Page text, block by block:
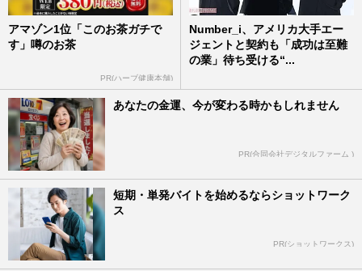
アマゾン1位「このお茶ガチで
す」噂のお茶
PR(ハーブ健康本舗)
Number_i、アメリカ大手エー
ジェントと契約も「成功は至難
の業」待ち受ける“...
あなたの金運、今が変わる時かもしれません
PR(合同会社デジタルファーム )
短期・単発バイトを始めるならショットワーク
ス
PR(ショットワークス)